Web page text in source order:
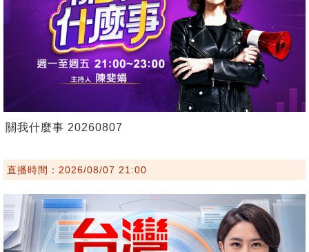
關我什麼事 20260807
直播時間：2026/08/07 21:00